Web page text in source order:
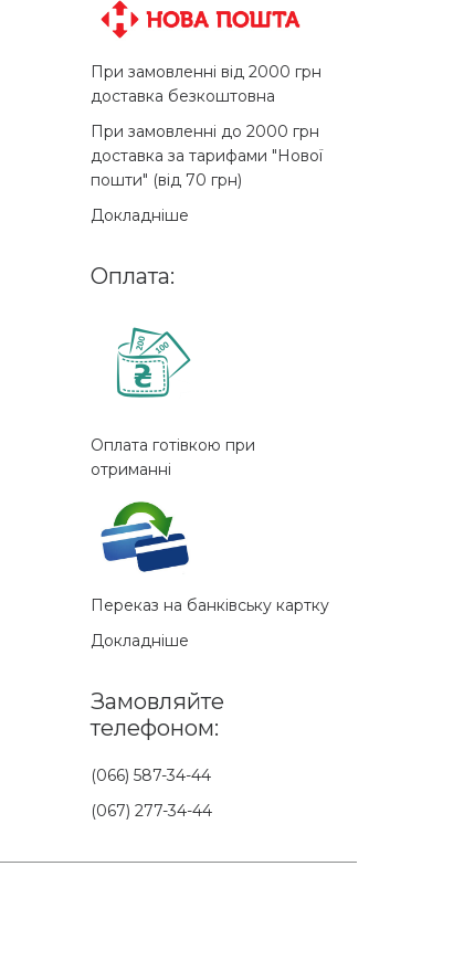
При замовленні від 2000 грн
доставка безкоштовна
При замовленні до 2000 грн
доставка за тарифами "Нової
пошти" (від 70 грн)
Докладніше
Оплата:
Оплата готівкою при
отриманні
Переказ на банківську картку
Докладніше
Замовляйте
телефоном:
(066) 587-34-44
(067) 277-34-44